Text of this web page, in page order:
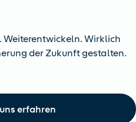
Wirklich
der Zukunft gestalten.
erfahren